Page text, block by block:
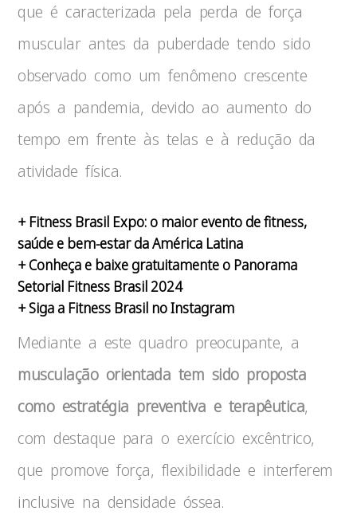
que é caracterizada pela perda de força
muscular antes da puberdade tendo sido
observado como um fenômeno crescente
após a pandemia, devido ao aumento do
tempo em frente às telas e à redução da
atividade física.
+ Fitness Brasil Expo: o maior evento de fitness,
saúde e bem-estar da América Latina
+ Conheça e baixe gratuitamente o Panorama
Setorial Fitness Brasil 2024
+ Siga a Fitness Brasil no Instagram
Mediante a este quadro preocupante, a
musculação orientada tem sido proposta
como estratégia preventiva e terapêutica,
com destaque para o exercício excêntrico,
que promove força, flexibilidade e interferem
inclusive na densidade óssea.